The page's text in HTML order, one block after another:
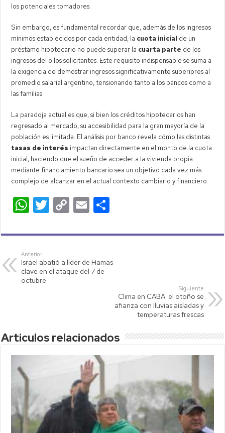
los potenciales tomadores.
Sin embargo, es fundamental recordar que, además de los ingresos
mínimos establecidos por cada entidad, la cuota inicial de un
préstamo hipotecario no puede superar la cuarta parte de los
ingresos del o los solicitantes. Este requisito indispensable se suma a
la exigencia de demostrar ingresos significativamente superiores al
promedio salarial argentino, tensionando tanto a los bancos como a
las familias.
La paradoja actual es que, si bien los créditos hipotecarios han
regresado al mercado, su accesibilidad para la gran mayoría de la
población es limitada. El análisis por banco revela cómo las distintas
tasas de interés impactan directamente en el monto de la cuota
inicial, haciendo que el sueño de acceder a la vivienda propia
mediante financiamiento bancario sea un objetivo cada vez más
complejo de alcanzar en el actual contexto cambiario y financiero.
W
at
s
A
p
T
tt
C
p
Li
E
ail m
ar
Anterior
Israel abatió a líder de Hamas
clave en el ataque del 7 de
octubre
Siguiente
Clima en CABA: el otoño se
afianza con lluvias aisladas y
temperaturas frescas
Articulos relacionados